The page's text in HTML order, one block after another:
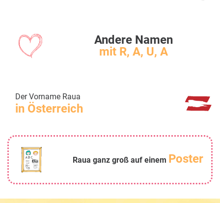
Andere Namen
mit R, A, U, A
Der Vorname Raua
in Österreich
Raua ganz groß auf einem Poster